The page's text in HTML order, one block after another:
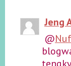
Jeng
@